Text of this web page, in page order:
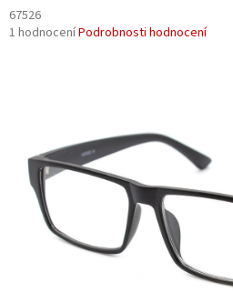
67526
Průměrné
hvězdiček.
1 hodnoceníPodrobnosti hodnocení